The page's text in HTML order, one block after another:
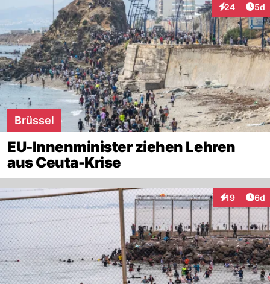
24
Interaktionen
5d
Brüssel
EU-Innenminister ziehen Lehren
aus Ceuta-Krise
19
Interaktionen
6d